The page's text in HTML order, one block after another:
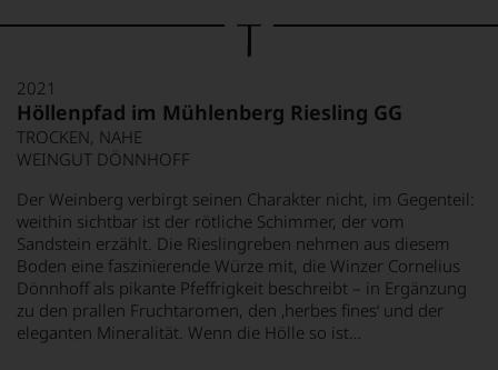
2021
Höllenpfad im Mühlenberg Riesling GG
TROCKEN, NAHE
WEINGUT DÖNNHOFF
Der Weinberg verbirgt seinen Charakter nicht, im Gegenteil:
weithin sichtbar ist der rötliche Schimmer, der vom
Sandstein erzählt. Die Rieslingreben nehmen aus diesem
Boden eine faszinierende Würze mit, die Winzer Cornelius
Dönnhoff als pikante Pfeffrigkeit beschreibt – in Ergänzung
zu den prallen Fruchtaromen, den ‚herbes fines‘ und der
eleganten Mineralität. Wenn die Hölle so ist…